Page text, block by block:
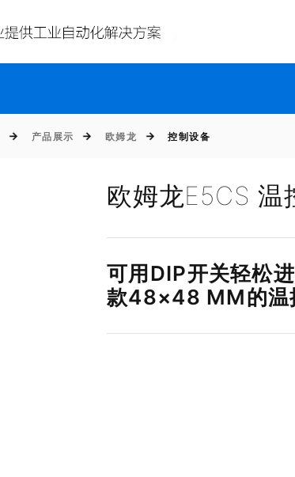
产品展示 欧姆龙 控制设备
欧姆龙E5CS 温
可用DIP开关轻松
款48×48 MM的温